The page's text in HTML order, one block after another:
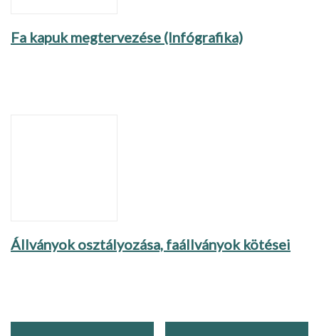
Fa kapuk megtervezése (Infógrafika)
Állványok osztályozása, faállványok kötései